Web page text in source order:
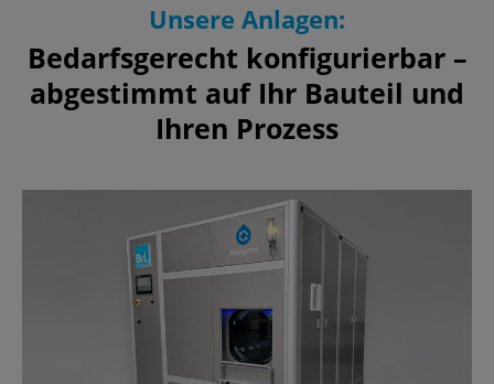
Unsere Anlagen:
Bedarfsgerecht konfigurierbar –
abgestimmt auf Ihr Bauteil und
Ihren Prozess